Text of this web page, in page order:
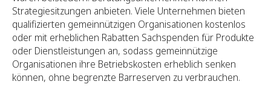
Strategiesitzungen anbieten. Viele Unternehmen bieten
qualifizierten gemeinnützigen Organisationen kostenlos
oder mit erheblichen Rabatten Sachspenden für Produkte
oder Dienstleistungen an, sodass gemeinnützige
Organisationen ihre Betriebskosten erheblich senken
können, ohne begrenzte Barreserven zu verbrauchen.